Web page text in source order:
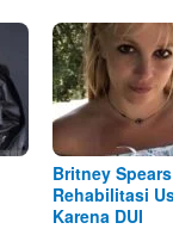
Britney
Rehabilitasi
Karena DUI